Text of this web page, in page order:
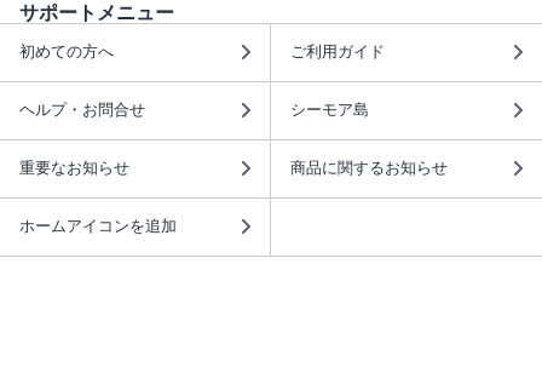
サポートメニュー
初めての方へ ご利用ガイド
ヘルプ・お問合せ シーモア島
重要なお知らせ 商品に関するお知らせ
ホームアイコンを追加